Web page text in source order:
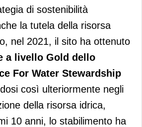
di sostenibilità
la tutela della risorsa
nel 2021, il sito ha ottenuto
a livello Gold dello
For Water Stewardship
così ulteriormente negli
della risorsa idrica,
10 anni, lo stabilimento ha